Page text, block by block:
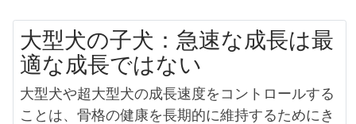
大型犬の子犬​：急速な成長は最
適な成長ではない
大型犬や超大型犬の成長速度をコントロールする
ことは、骨格の健康を長期的に維持するためにき